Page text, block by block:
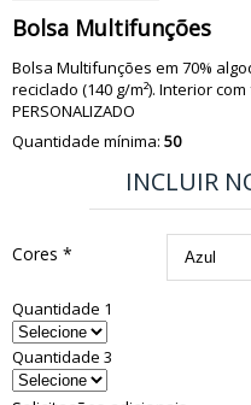
Bolsa Multifunções
Bolsa Multifunções em 70%
reciclado (140 g/m²). Interior
PERSONALIZADO
Quantidade mínima: 50
INCLUIR
Cores *
Quantidade 1
Quantidade 3